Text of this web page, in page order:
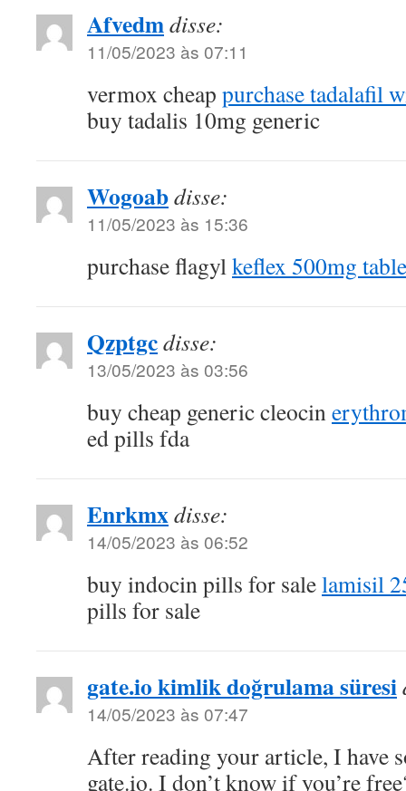
Afvedmdisse:
11/05/2023 às 07:11
vermox cheap purchase tadalafil
buy tadalis 10mg generic
Wogoabdisse:
11/05/2023 às 15:36
purchase flagylkeflex 500mg
Qzptgcdisse:
13/05/2023 às 03:56
buy cheap generic cleocin
ed pills fda
Enrkmxdisse:
14/05/2023 às 06:52
buy indocin pills for salelamisil
pills for sale
gate.io kimlik doğrulama süresi
14/05/2023 às 07:47
After reading your article, I have
gate.io. I don’t know if you’re